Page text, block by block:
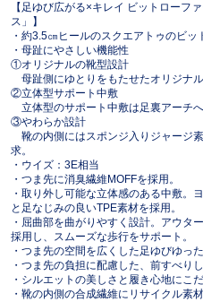
【足ゆび広がる×キレイ ビットローフ
ス」】
・約3.5㎝ヒールのスクエアトゥのビッ
・母趾にやさしい機能性
①オリジナルの靴型設計
母趾側にゆとりをもたせたオリジナ
②立体型サポート中敷
立体型のサポート中敷は足裏アーチへ
③やわらか設計
靴の内側にはスポンジ入りジャージ
求。
・ウイズ：3E相当
・つま先に消臭繊維MOFFを採用。
・取り外し可能な立体感のある中敷。
と足なじみの良いTPE素材を採用。
・屈曲部を曲がりやすく設計。アウタ
採用し、スムーズな歩行をサポート。
・つま先の空間を広くした足ゆびゆった
・つま先の負担に配慮した、前すべり
・シルエットの美しさと履き心地にこ
・靴の内側の合成繊維にリサイクル素